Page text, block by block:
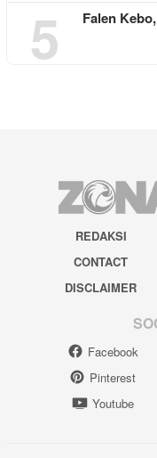
5 Falen
REDAKSI
CONTACT
DISCLAIMER
Facebook
Pinterest
Youtube